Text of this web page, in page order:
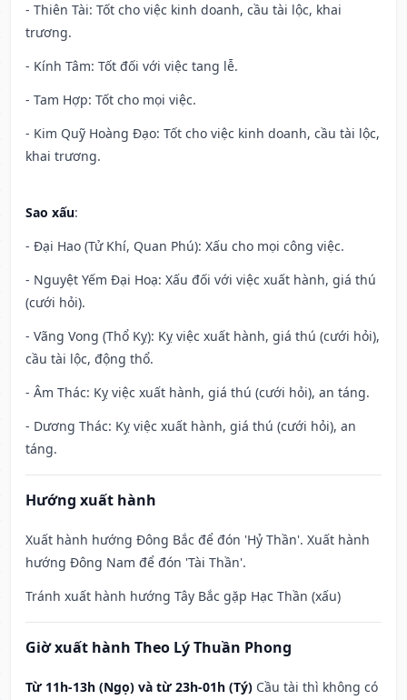
- Thiên Tài: Tốt cho việc kinh doanh, cầu tài lộc, khai
trương.
- Kính Tâm: Tốt đối với việc tang lễ.
- Tam Hợp: Tốt cho mọi việc.
- Kim Quỹ Hoàng Đạo: Tốt cho việc kinh doanh, cầu tài lộc,
khai trương.
Sao xấu:
- Đại Hao (Tử Khí, Quan Phú): Xấu cho mọi công việc.
- Nguyệt Yếm Đại Hoạ: Xấu đối với việc xuất hành, giá thú
(cưới hỏi).
- Vãng Vong (Thổ Kỵ): Kỵ việc xuất hành, giá thú (cưới hỏi),
cầu tài lộc, động thổ.
- Âm Thác: Kỵ việc xuất hành, giá thú (cưới hỏi), an táng.
- Dương Thác: Kỵ việc xuất hành, giá thú (cưới hỏi), an
táng.
Hướng xuất hành
Xuất hành hướng Đông Bắc để đón 'Hỷ Thần'. Xuất hành
hướng Đông Nam để đón 'Tài Thần'.
Tránh xuất hành hướng Tây Bắc gặp Hạc Thần (xấu)
Giờ xuất hành Theo Lý Thuần Phong
Từ 11h-13h (Ngọ) và từ 23h-01h (Tý) Cầu tài thì không có